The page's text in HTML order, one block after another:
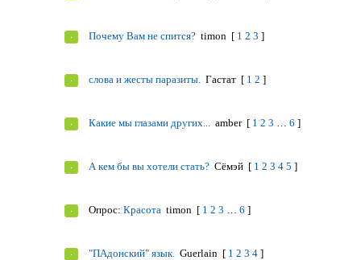
Почему Вам не спится? timon [ 1 2 3 ]
слова и жесты паразиты. Гастат [ 1 2 ]
Какие мы глазами других... amber [ 1 2 3 … 6 ]
А кем бы вы хотели стать? Сёмэй [ 1 2 3 4 5 ]
Опрос: Красота timon [ 1 2 3 … 6 ]
"ПАдонский" язык. Guerlain [ 1 2 3 4 ]